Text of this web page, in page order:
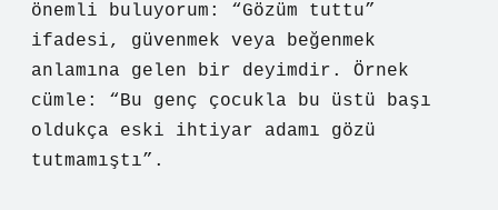
önemli buluyorum: “Gözüm tuttu”
ifadesi, güvenmek veya beğenmek
anlamına gelen bir deyimdir. Örnek
cümle: “Bu genç çocukla bu üstü başı
oldukça eski ihtiyar adamı gözü
tutmamıştı”.